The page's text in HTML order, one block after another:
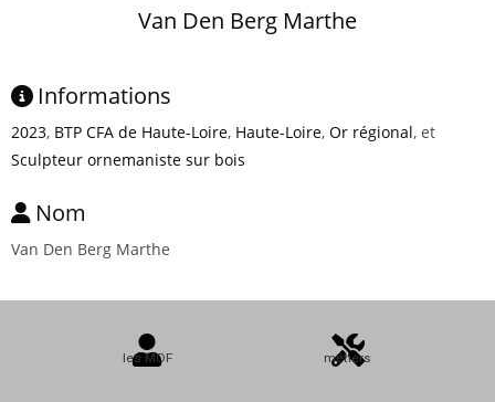
Van Den Berg Marthe
Informations
2023, BTP CFA de Haute-Loire, Haute-Loire, Or régional, et
Sculpteur ornemaniste sur bois
Nom
Van Den Berg Marthe
les MOF métiers